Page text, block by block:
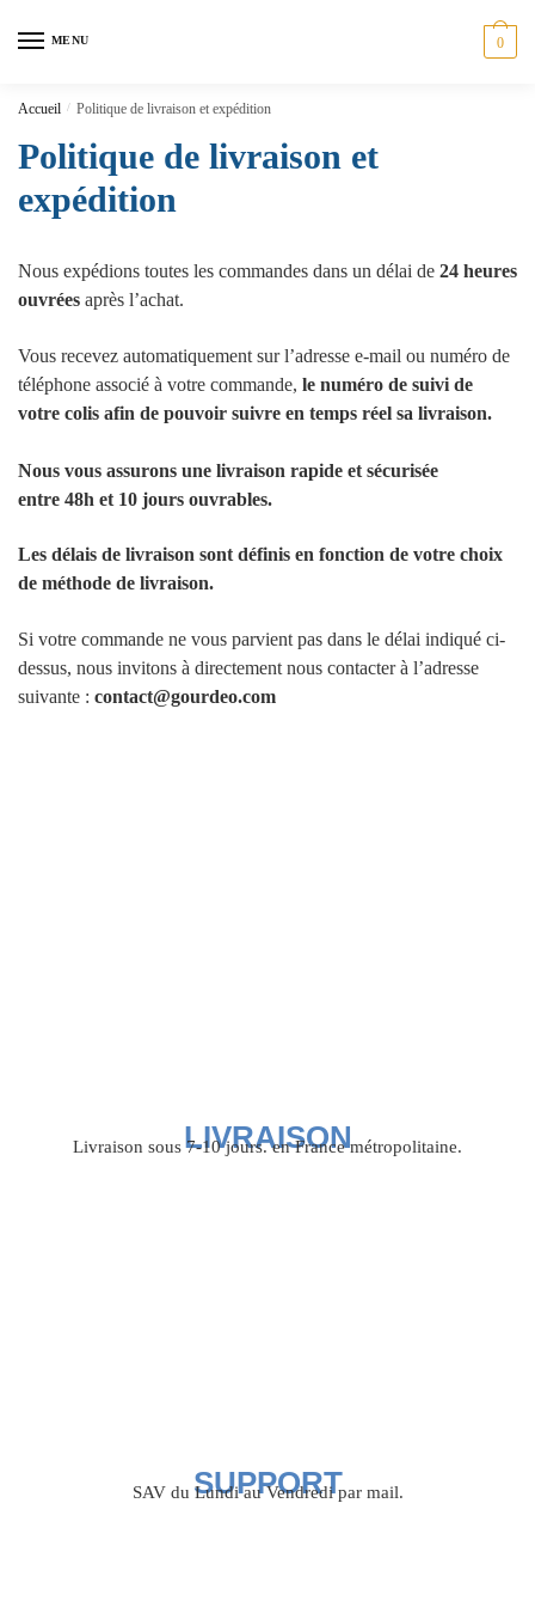
MENU 0
Accueil / Politique de livraison et expédition
Politique de livraison et
expédition
Nous expédions toutes les commandes dans un délai de 24 heures
ouvrées après l’achat.
Vous recevez automatiquement sur l’adresse e-mail ou numéro de
téléphone associé à votre commande, le numéro de suivi de
votre colis afin de pouvoir suivre en temps réel sa livraison.
Nous vous assurons une livraison rapide et sécurisée
entre 48h et 10 jours ouvrables.
Les délais de livraison sont définis en fonction de votre choix
de méthode de livraison.
Si votre commande ne vous parvient pas dans le délai indiqué ci-
dessus, nous invitons à directement nous contacter à l’adresse
suivante : contact@gourdeo.com
LIVRAISON
Livraison sous 7-10 jours. en France métropolitaine.
SUPPORT
SAV du Lundi au Vendredi par mail.